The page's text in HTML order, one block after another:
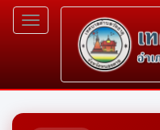
Toggle
navigation